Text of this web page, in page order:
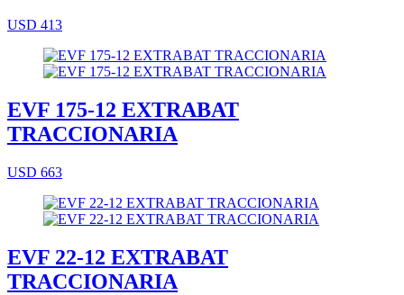
USD 413
EVF 175-12 EXTRABAT
TRACCIONARIA
USD 663
EVF 22-12 EXTRABAT
TRACCIONARIA